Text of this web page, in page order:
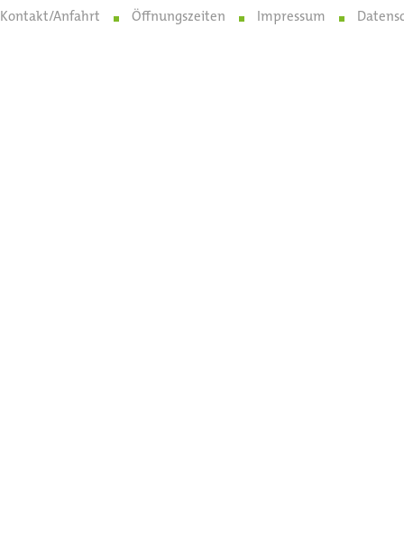
Kontakt/Anfahrt Öffnungszeiten Impressum